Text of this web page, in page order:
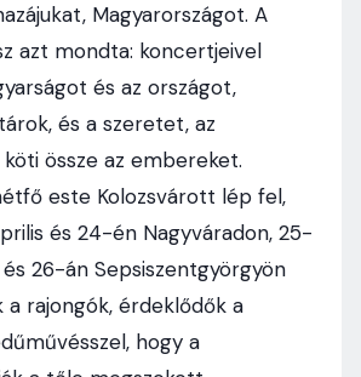
Magyarországot. A
azt mondta: koncertjeivel
és az országot,
és a szeretet, az
össze az embereket.
este Kolozsvárott lép fel,
és 24-én Nagyváradon, 25-
26-án Sepsiszentgyörgyön
a rajongók, érdeklődők a
hogy a